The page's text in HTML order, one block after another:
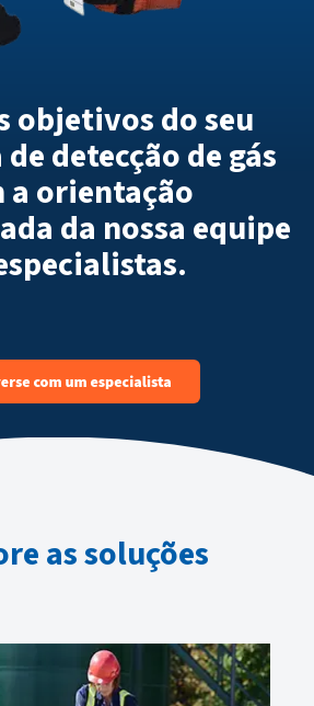
objetivos do seu
detecção de gás
a orientação
da nossa equipe
as soluções